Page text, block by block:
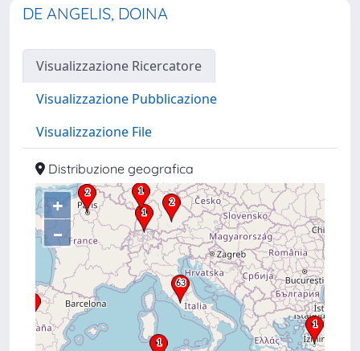
DE ANGELIS, DOINA
Visualizzazione Ricercatore
Visualizzazione Pubblicazione
Visualizzazione File
Distribuzione geografica
+
–